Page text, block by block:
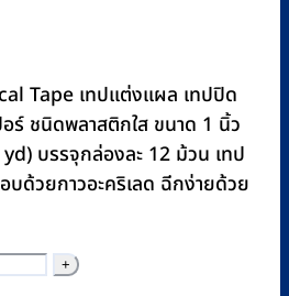
Tape เทปแต่งแผล เทปปิด
ร์ ชนิดพลาสติกใส ขนาด 1 นิ้ว
บรรจุกล่องละ 12 ม้วน เทป
บด้วยกาวอะคริเลด ฉีกง่ายด้วย